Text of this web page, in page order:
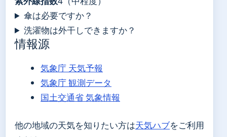
傘は必要ですか？
洗濯物は外干しできますか？
情報源
気象庁 天気予報
気象庁 観測データ
国土交通省 気象情報
他の地域の天気を知りたい方は天気ハブをご利用